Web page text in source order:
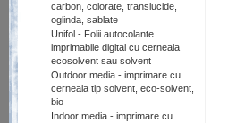
carbon, colorate, translucide,
oglinda, sablate
Unifol - Folii autocolante
imprimabile digital cu cerneala
ecosolvent sau solvent
Outdoor media - imprimare cu
cerneala tip solvent, eco-solvent,
bio
Indoor media - imprimare cu